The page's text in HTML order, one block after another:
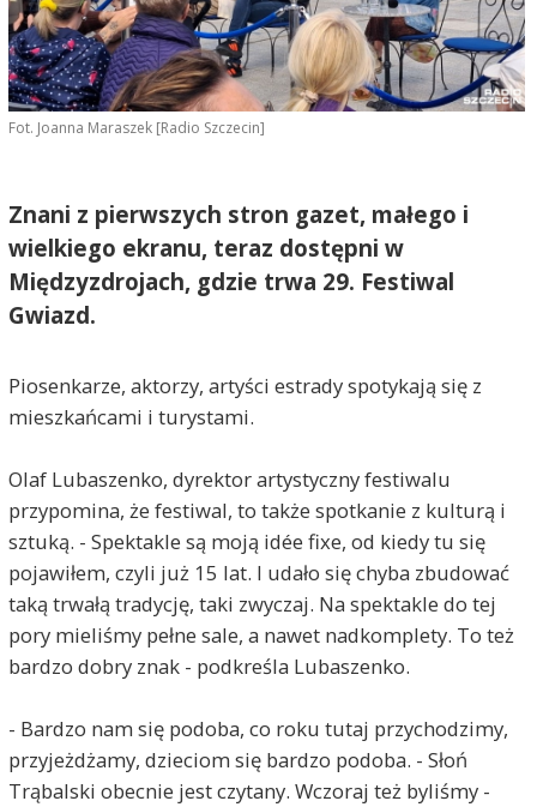
Fot. Joanna Maraszek [Radio Szczecin]
Znani z pierwszych stron gazet, małego i
wielkiego ekranu, teraz dostępni w
Międzyzdrojach, gdzie trwa 29. Festiwal
Gwiazd.
Piosenkarze, aktorzy, artyści estrady spotykają się z
mieszkańcami i turystami.
Olaf Lubaszenko, dyrektor artystyczny festiwalu
przypomina, że festiwal, to także spotkanie z kulturą i
sztuką. - Spektakle są moją idée fixe, od kiedy tu się
pojawiłem, czyli już 15 lat. I udało się chyba zbudować
taką trwałą tradycję, taki zwyczaj. Na spektakle do tej
pory mieliśmy pełne sale, a nawet nadkomplety. To też
bardzo dobry znak - podkreśla Lubaszenko.
- Bardzo nam się podoba, co roku tutaj przychodzimy,
przyjeżdżamy, dzieciom się bardzo podoba. - Słoń
Trąbalski obecnie jest czytany. Wczoraj też byliśmy -